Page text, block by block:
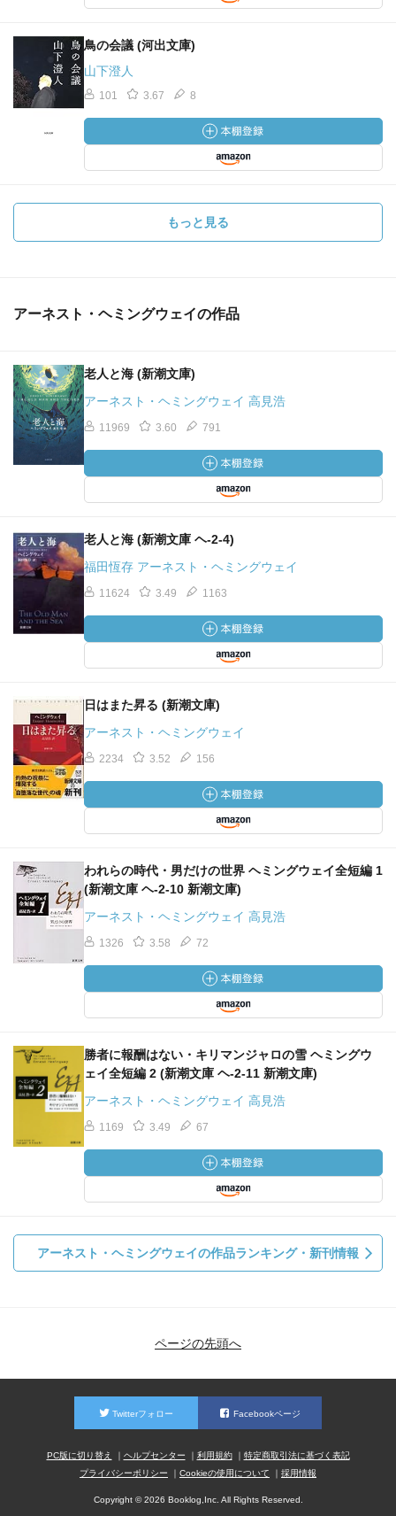
鳥の会議 (河出文庫)
山下澄人
101 3.67 8
もっと見る
アーネスト・ヘミングウェイの作品
老人と海 (新潮文庫)
アーネスト・ヘミングウェイ 高見浩
11969 3.60 791
老人と海 (新潮文庫 ヘ-2-4)
福田恆存 アーネスト・ヘミングウェイ
11624 3.49 1163
日はまた昇る (新潮文庫)
アーネスト・ヘミングウェイ
2234 3.52 156
われらの時代・男だけの世界 ヘミングウェイ全短編 1
(新潮文庫 ヘ-2-10 新潮文庫)
アーネスト・ヘミングウェイ 高見浩
1326 3.58 72
勝者に報酬はない・キリマンジャロの雪 ヘミングウ
ェイ全短編 2 (新潮文庫 ヘ-2-11 新潮文庫)
アーネスト・ヘミングウェイ 高見浩
1169 3.49 67
アーネスト・ヘミングウェイの作品ランキング・新刊情報
ページの先頭へ
Twitterフォロー Facebookページ
PC版に切り替え ヘルプセンター 利用規約
特定商取引法に基づく表記
プライバシーポリシー
Cookieの使用について 採用情報
Copyright © 2026 Booklog,Inc. All Rights Reserved.